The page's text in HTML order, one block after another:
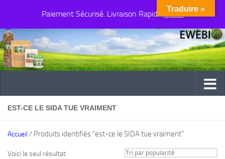
Paiement Sécurisé. Livraison Rapide Ignorer
Au dessous du contenu
EST-CE LE SIDA TUE VRAIMENT
Accueil / Produits identifiés “est-ce le SIDA tue vraiment”
Voici le seul résultat
Traduire »